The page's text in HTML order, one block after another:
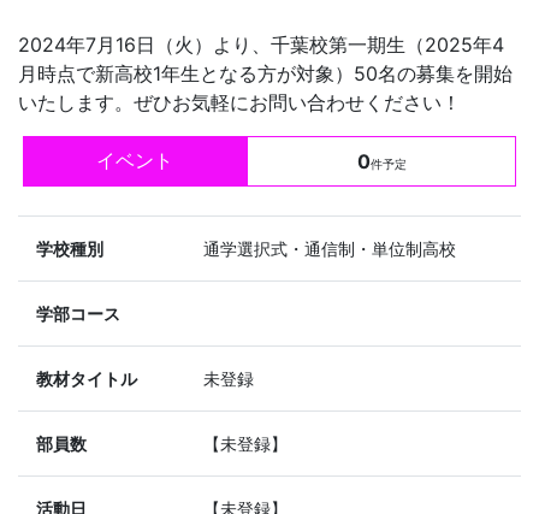
2024年7月16日（火）より、千葉校第一期生（2025年4
月時点で新高校1年生となる方が対象）50名の募集を開始
いたします。ぜひお気軽にお問い合わせください！
イベント 0件予定
学校種別 通学選択式・通信制・単位制高校
学部コース
教材タイトル 未登録
部員数 【未登録】
活動日 【未登録】